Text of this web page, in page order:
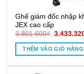
Ghế giám đốc nhập
JEX cao cấp
3.801.600₫ Giá
là:
THÊM VÀO GIỎ HÀNG